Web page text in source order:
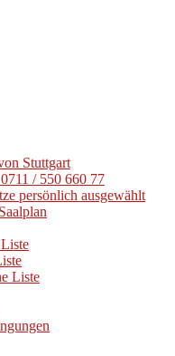
Stuttgart
/ 550 660 77
persönlich ausgewählt
Liste